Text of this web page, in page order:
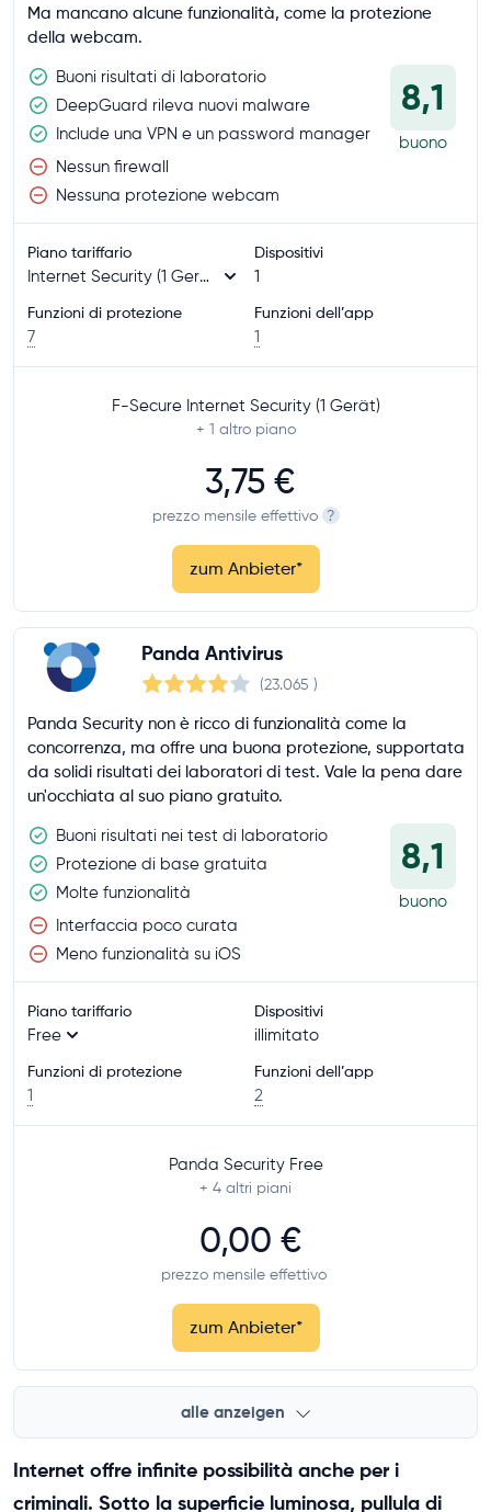
Ma mancano alcune funzionalità, come la protezione
della webcam.
Buoni risultati di laboratorio
DeepGuard rileva nuovi malware
Include una VPN e un password manager
Nessun firewall
Nessuna protezione webcam
8,1
buono
Piano tariffario
Internet Security (1 Gerät)
Dispositivi
1
Funzioni di protezione
7
Funzioni dell’app
1
F-Secure Internet Security (1 Gerät)
+ 1 altro piano
3,75 €
prezzo mensile effettivo ?
zum Anbieter*
Panda Antivirus
(23.065 )
Panda Security non è ricco di funzionalità come la
concorrenza, ma offre una buona protezione, supportata
da solidi risultati dei laboratori di test. Vale la pena dare
un'occhiata al suo piano gratuito.
Buoni risultati nei test di laboratorio
Protezione di base gratuita
Molte funzionalità
Interfaccia poco curata
Meno funzionalità su iOS
8,1
buono
Piano tariffario
Free
Dispositivi
illimitato
Funzioni di protezione
1
Funzioni dell’app
2
Panda Security Free
+ 4 altri piani
0,00 €
prezzo mensile effettivo
zum Anbieter*
alle anzeigen
Internet offre infinite possibilità anche per i
criminali. Sotto la superficie luminosa, pullula di